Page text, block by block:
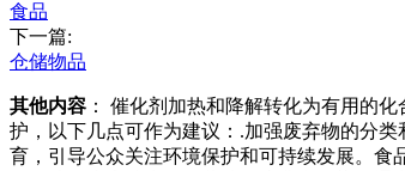
食品
下一篇:
仓储物品
其他内容 ： 催化剂加热和降解转化为有用的
护，以下几点可作为建议：.加强废弃物的分
育，引导公众关注环境保护和可持续发展。